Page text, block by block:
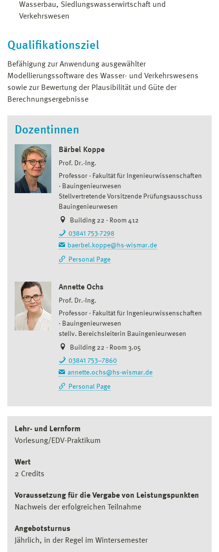
Wasserbau, Siedlungswasserwirtschaft und
Verkehrswesen
Qualifikationsziel
Befähigung zur Anwendung ausgewählter
Modellierungssoftware des Wasser- und Verkehrswesens
sowie zur Bewertung der Plausibilität und Güte der
Berechnungsergebnisse
Dozentinnen
Bärbel Koppe
Prof. Dr.-Ing.
Professor
Fakultät für Ingenieurwissenschaften
Bauingenieurwesen
Stellvertretende Vorsitzende Prüfungsausschuss
Bauingenieurwesen
Building 22 · Room 412
03841 753-7298
baerbel.koppe@hs-wismar.de
Personal Page
Annette Ochs
Prof. Dr.-Ing.
Professor
Fakultät für Ingenieurwissenschaften
Bauingenieurwesen
stellv. Bereichsleiterin Bauingenieurwesen
Building 22 · Room 3.05
03841 753–7860
annette.ochs@hs-wismar.de
Personal Page
Lehr- und Lernform
Vorlesung/EDV-Praktikum
Wert
2 Credits
Voraussetzung für die Vergabe von Leistungspunkten
Nachweis der erfolgreichen Teilnahme
Angebotsturnus
Jährlich, in der Regel im Wintersemester